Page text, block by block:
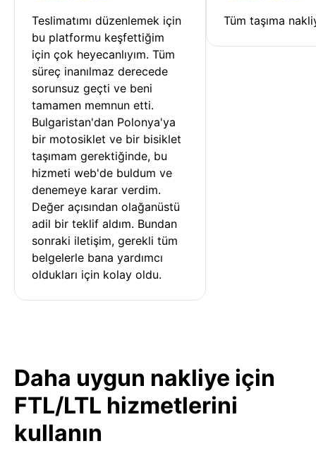
Teslimatımı düzenlemek için
bu platformu keşfettiğim
için çok heyecanlıyım. Tüm
süreç inanılmaz derecede
sorunsuz geçti ve beni
tamamen memnun etti.
Bulgaristan'dan Polonya'ya
bir motosiklet ve bir bisiklet
taşımam gerektiğinde, bu
hizmeti web'de buldum ve
denemeye karar verdim.
Değer açısından olağanüstü
adil bir teklif aldım. Bundan
sonraki iletişim, gerekli tüm
belgelerle bana yardımcı
oldukları için kolay oldu.
Tüm taşıma
Daha uygun nakliye için
FTL/LTL hizmetlerini
kullanın